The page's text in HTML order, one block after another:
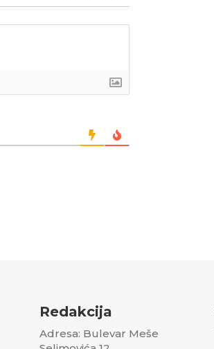
Redakcija
Adresa: Bulevar Meše